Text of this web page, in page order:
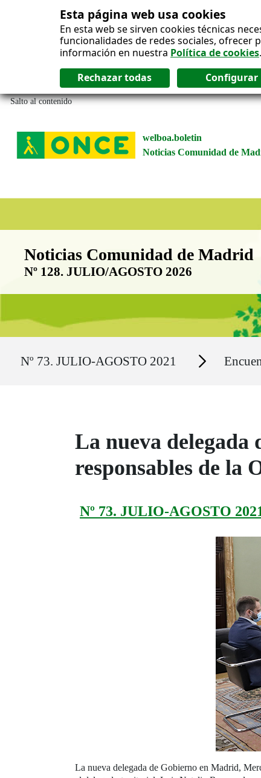
Esta página web usa cookies
En esta web se sirven cookies técnicas
funcionalidades de redes sociales, ofrecer
información en nuestra Política de cookies.
Salto al contenido
welboa.boletin
Noticias Comunidad de
Boletín Noticias Comunidad de
Noticias Comunidad de Madrid
Nº 128. JULIO/AGOSTO 2026
Nº 73. JULIO-AGOSTO 2021 Secciones
La nueva delegada
responsables de la
Nº 73. JULIO-AGOSTO
La nueva delegada de Gobierno en Madrid,